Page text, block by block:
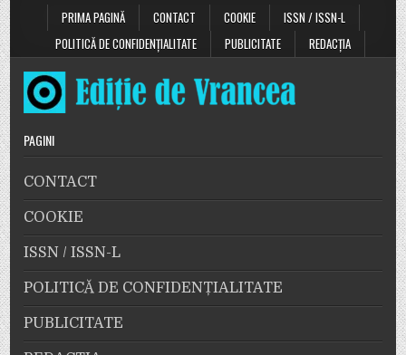
PRIMA PAGINĂ
CONTACT COOKIE
ISSN / ISSN-L
POLITICĂ DE CONFIDENȚIALITATE
PUBLICITATE REDACȚIA
PAGINI
CONTACT
COOKIE
ISSN / ISSN-L
POLITICĂ DE CONFIDENȚIALITATE
PUBLICITATE